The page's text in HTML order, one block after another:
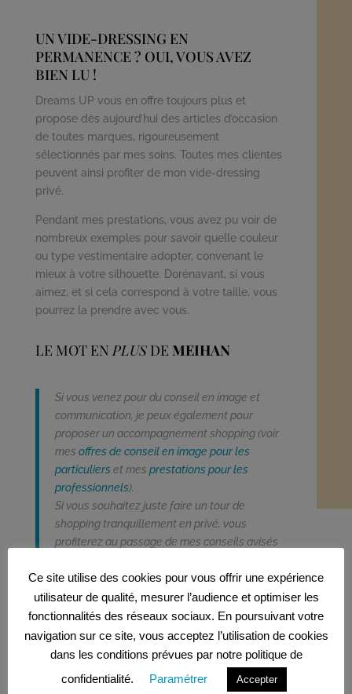
UN VIDE-DRESSING EN
PERMANENCE ? OUI, VOUS AVEZ
BIEN LU !
Dreams UP vous en offre toujours plus et
propose dès aujourd’hui des articles d’occasion
de toutes marques, rigoureusement
sélectionnés par mes soins. Toutes mes clientes
peuvent ainsi profiter de mon vide-dressing
privé.
Pendant mes prestations, vous avez pu voir de
nombreux exemples pour savoir quelle couleur
ou type vestimentaire adopter, convenant le
mieux à votre silhouette. Dorénavant, si vous
aimez, et si cela correspond à votre taille, vous
pourrez la prendre avec vous.
LE MOT ENPLUSDE MEIHAN
Si vous venez pour du conseil en image et
communication, je peux également pour
proposer un accompagnement shopping (voir
mes offres de conseil en image pour les
particuliers et mes prestations pour les
professionnels).
Si vous souhaitez juste faire un tour de
shopping tranquillement en privé, vous
profiterez au passage de mes conseils avisés
Meihan Liu
Un conseiller en image : français, brésilien, chinois ?
Quels avantages ?
Ce site utilise des cookies pour vous offrir une expérience
utilisateur de qualité, mesurer l’audience et optimiser les
fonctionnalités des réseaux sociaux. En poursuivant votre
navigation sur ce site, vous acceptez l’utilisation de cookies
dans les conditions prévues par notre politique de
confidentialité.
Paramétrer Accepter